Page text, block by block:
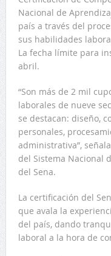
Nacional de
país a través del
sus habilidades
La fecha límite para
abril.
“Son más de 2 mil
laborales de nueve
se destacan: diseño,
personales,
administrativa”,
del Sistema Nacional
del Sena.
La certificación del
que avala la
del país, dando
laboral a la hora de